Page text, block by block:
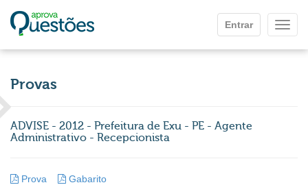
Entrar
Provas
ADVISE - 2012 - Prefeitura de Exu - PE - Agente
Administrativo - Recepcionista
Prova Gabarito